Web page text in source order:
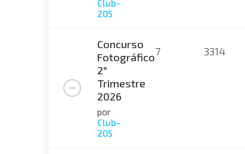
Club-
205
Concurso
Fotográfico
2°
Trimestre
2026
por
Club-
205
7 3314